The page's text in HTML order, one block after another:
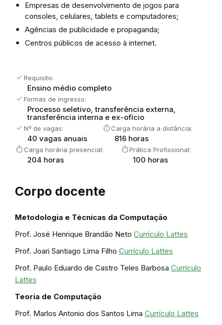
Empresas de desenvolvimento de jogos para
consoles, celulares, tablets e computadores;
Agências de publicidade e propaganda;
Centros públicos de acesso à internet.
check Requisito:
Ensino médio completo
check Formas de ingresso:
Processo seletivo, transferência externa,
transferência interna e ex-ofício
check Nº de vagas:
40 vagas anuais
timerCarga horária a distância:
816 horas
timerCarga horária presencial:
204 horas
timerPrática Profissional:
100 horas
Corpo docente
Metodologia e Técnicas da Computação
Prof. José Henrique Brandão Neto Currículo Lattes
Prof. Joari Santiago Lima Filho Currículo Lattes
Prof. Paulo Eduardo de Castro Teles Barbosa Currículo
Lattes
Teoria de Computação
Prof. Marlos Antonio dos Santos Lima Currículo Lattes